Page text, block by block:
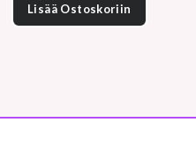
Lisää Ostoskoriin